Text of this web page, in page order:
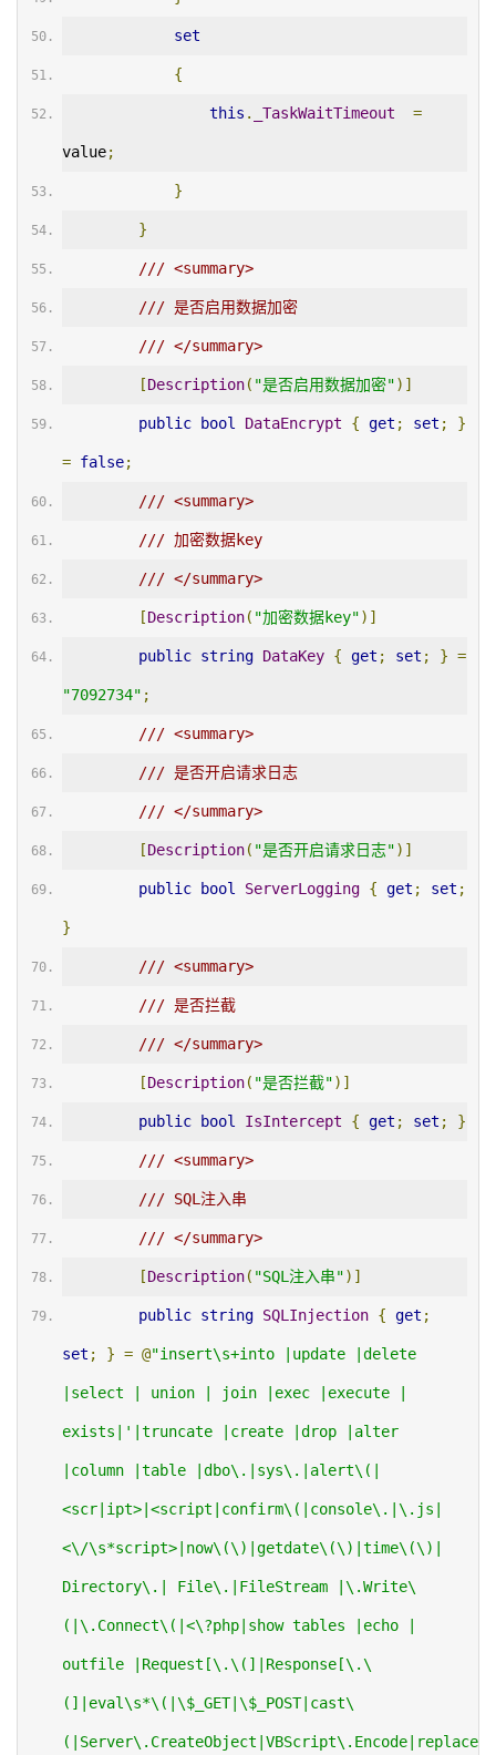
set
{
this . _TaskWaitTimeout =
value;
}
}
/// <summary>
/// 是否启用数据加密
/// </summary>
[Description( "是否启用数据加密")]
public bool DataEncrypt { get ; set ; }
= false;
/// <summary>
/// 加密数据key
/// </summary>
[Description( "加密数据key")]
public string DataKey { get ; set ; } =
"7092734" ;
/// <summary>
/// 是否开启请求日志
/// </summary>
[Description( "是否开启请求日志")]
public bool ServerLogging { get ; set ;
}
/// <summary>
/// 是否拦截
/// </summary>
[Description( "是否拦截")]
public bool IsIntercept { get ; set ; }
/// <summary>
/// SQL注入串
/// </summary>
[Description( "SQL注入串")]
public string SQLInjection { get ;
set ; } = @"insert\s+into |update |delete
|select | union | join |exec |execute |
exists|'|truncate |create |drop |alter
|column |table |dbo\.|sys\.|alert\(|
<scr|ipt>|<script|confirm\(|console\.|\.js|
<\/\s*script>|now\(\)|getdate\(\)|time\(\)|
Directory\.| File\.|FileStream |\.Write\
(|\.Connect\(|<\?php|show tables |echo |
outfile |Request[\.\(]|Response[\.\
(]|eval\s*\(|\$_GET|\$_POST|cast\
(|Server\.CreateObject|VBScript\.Encode|replace\